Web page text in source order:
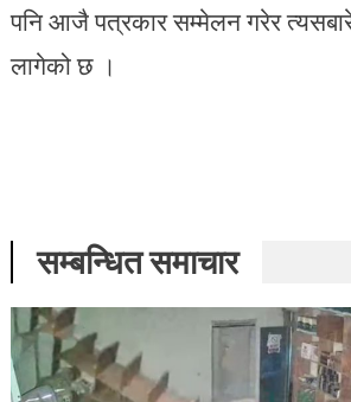
पनि आजै पत्रकार सम्मेलन गरेर
लागेको छ ।
सम्बन्धित समाचार